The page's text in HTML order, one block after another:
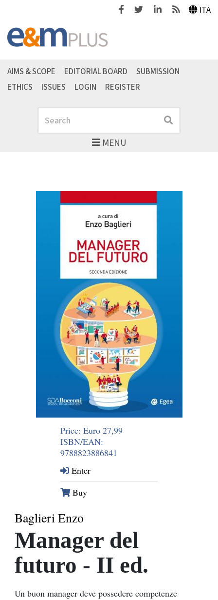
FacebookTwitterLinkedinFeeds ITA
MENU
Search Search
AIMS & SCOPE EDITORIAL BOARD
SUBMISSION
ETHICS
ISSUES LOGIN REGISTER
Baglieri Enzo
Manager del
futuro - II ed.
Un buon manager deve possedere competenze
Price: Euro 27,99
ISBN/EAN:
9788823886841
Enter
Buy